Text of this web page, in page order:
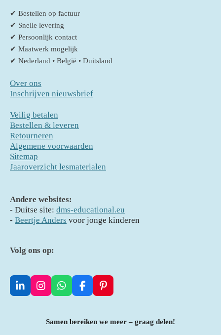
✔ Bestellen op factuur
✔ Snelle levering
✔ Persoonlijk contact
✔ Maatwerk mogelijk
✔ Nederland • België • Duitsland
Over ons
Inschrijven nieuwsbrief
Veilig betalen
Bestellen & leveren
Retourneren
Algemene voorwaarden
Sitemap
Jaaroverzicht lesmaterialen
Andere websites:
- Duitse site: dms-educational.eu
- Beertje Anders voor jonge kinderen
Volg ons op:
L
I
W
F
e
P
Samen bereiken we meer – graag delen!